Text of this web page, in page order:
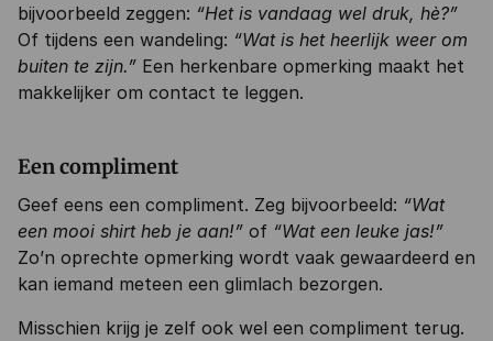
bijvoorbeeld zeggen: “Het is vandaag wel druk, hè?”
Of tijdens een wandeling: “Wat is het heerlijk weer om
buiten te zijn.” Een herkenbare opmerking maakt het
makkelijker om contact te leggen.
Een compliment
Geef eens een compliment. Zeg bijvoorbeeld: “Wat
een mooi shirt heb je aan!” of “Wat een leuke jas!”
Zo’n oprechte opmerking wordt vaak gewaardeerd en
kan iemand meteen een glimlach bezorgen.
Misschien krijg je zelf ook wel een compliment terug.